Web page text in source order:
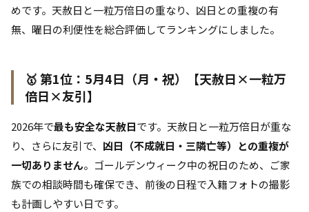
めです。天赦日と一粒万倍日の重なり、凶日との重複の有
無、曜日の利便性を総合評価してランキングにしました。
🥇 第1位：5月4日（月・祝）【天赦日×一粒万
倍日×友引】
2026年で最も安全な天赦日です。天赦日と一粒万倍日が重な
り、さらに友引で、 凶日（不成就日・三隣亡等）との重複が
一切ありません。ゴールデンウィーク中の祝日のため、ご家
族での相談時間も確保でき、前後の日程で入籍フォトの撮影
も計画しやすい日です。